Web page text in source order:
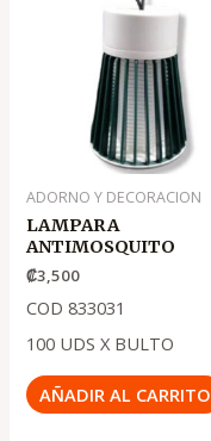
ADORNO Y DECORACION
LAMPARA
ANTIMOSQUITO
₡3,500
COD 833031
100 UDS X BULTO
AÑADIR AL CARRITO